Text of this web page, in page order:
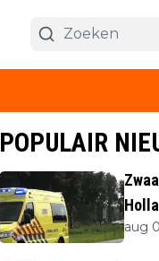
POPULAIR
aug